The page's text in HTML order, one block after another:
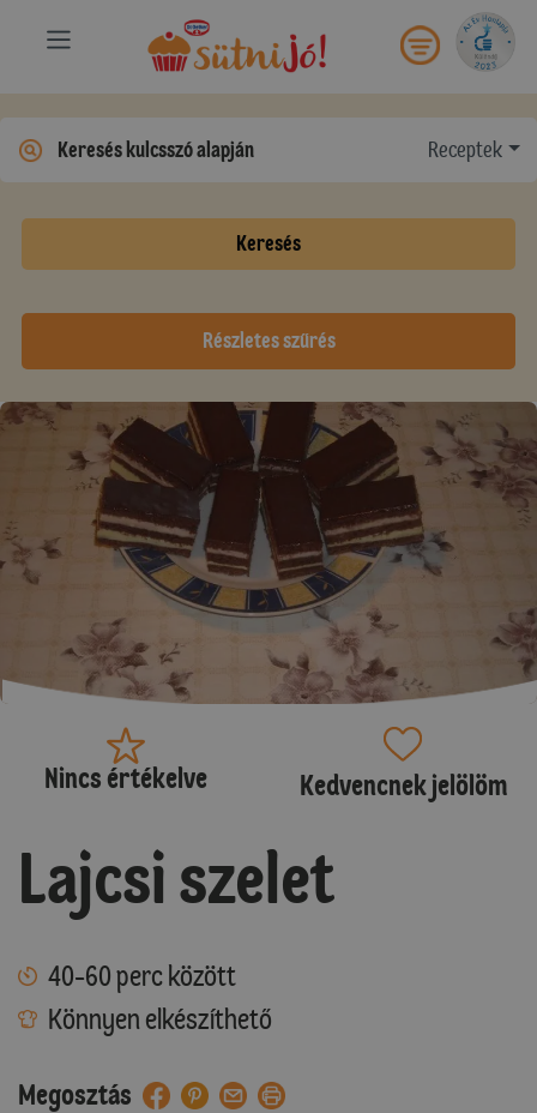
Receptek
Keresés
Részletes szűrés
Nincs értékelve Kedvencnek jelölöm
Lajcsi szelet
40-60 perc között
Könnyen elkészíthető
Megosztás